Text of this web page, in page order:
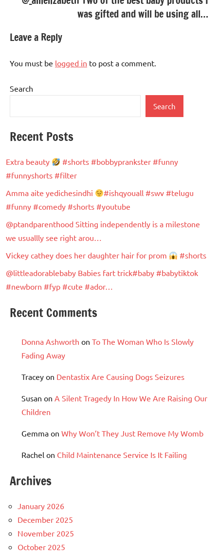
was gifted and will be using all…
Leave a Reply
You must be logged in to post a comment.
Search
Search
Recent Posts
Extra beauty
#shorts #bobbyprankster #funny
#funnyshorts #filter
Amma aite yedichesindhi
#ishqyouall #swv #telugu
#funny #comedy #shorts #youtube
@ptandparenthood Sitting independently is a milestone
we usuallly see right arou…
Vickey cathey does her daughter hair for prom
#shorts
@littleadorablebaby Babies fart trick#baby #babytiktok
#newborn #fyp #cute #ador…
Recent Comments
Donna Ashworth on To The Woman Who Is Slowly
Fading Away
Tracey on Dentastix Are Causing Dogs Seizures
Susan on A Silent Tragedy In How We Are Raising Our
Children
Gemma on Why Won’t They Just Remove My Womb
Rachel on Child Maintenance Service Is It Failing
Archives
January 2026
December 2025
November 2025
October 2025